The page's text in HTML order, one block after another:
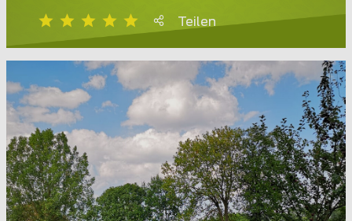
Teilen